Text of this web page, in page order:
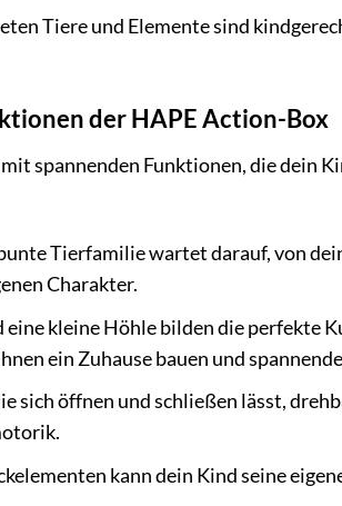
Tiere und Elemente sind
der HAPE Action-Box
spannenden Funktionen, die dein
Tierfamilie wartet darauf, von
Charakter.
eine kleine Höhle bilden die perfekte
ein Zuhause bauen und
sich öffnen und schließen lässt,
kann dein Kind seine